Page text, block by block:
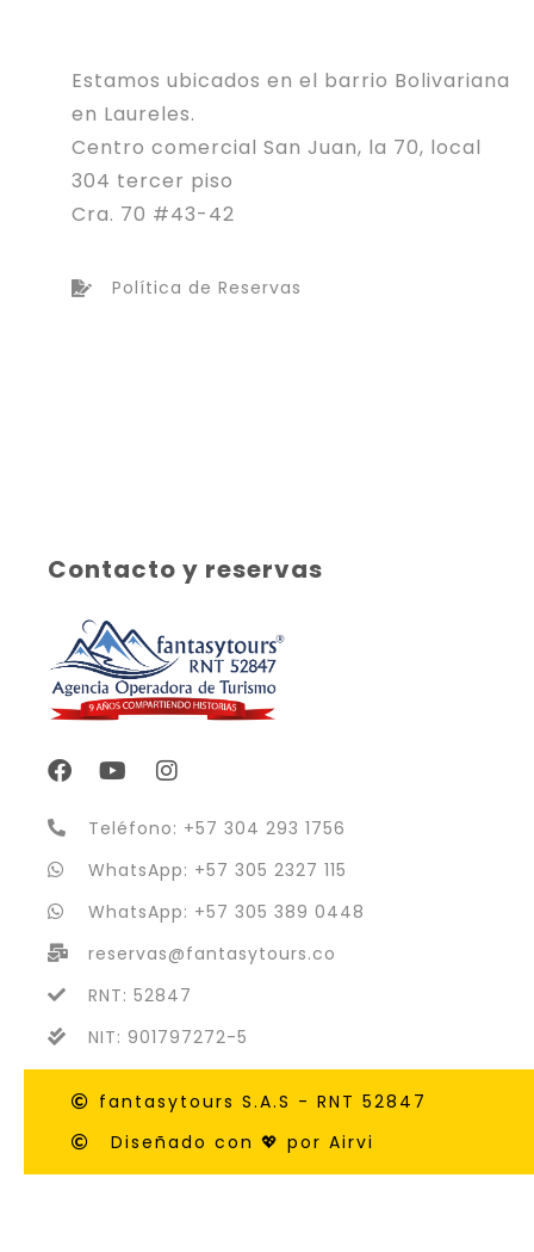
Estamos ubicados en el barrio Bolivariana
en Laureles.
Centro comercial San Juan, la 70, local
304 tercer piso
Cra. 70 #43-42
Política de Reservas
Contacto y reservas
Teléfono: +57 304 293 1756
WhatsApp: +57 305 2327 115
WhatsApp: +57 305 389 0448
reservas@fantasytours.co
RNT: 52847
NIT: 901797272-5
fantasytours S.A.S - RNT 52847
Diseñado con 💖 por Airvi